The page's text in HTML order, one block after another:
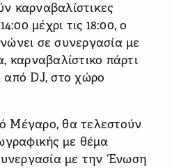
καρναβαλίστικες
μέχρι τις 18:00, ο
σε συνεργασία με
καρναβαλίστικο πάρτι
από DJ, στο χώρο
Μέγαρο, θα τελεστούν
με θέμα
με την Ένωση